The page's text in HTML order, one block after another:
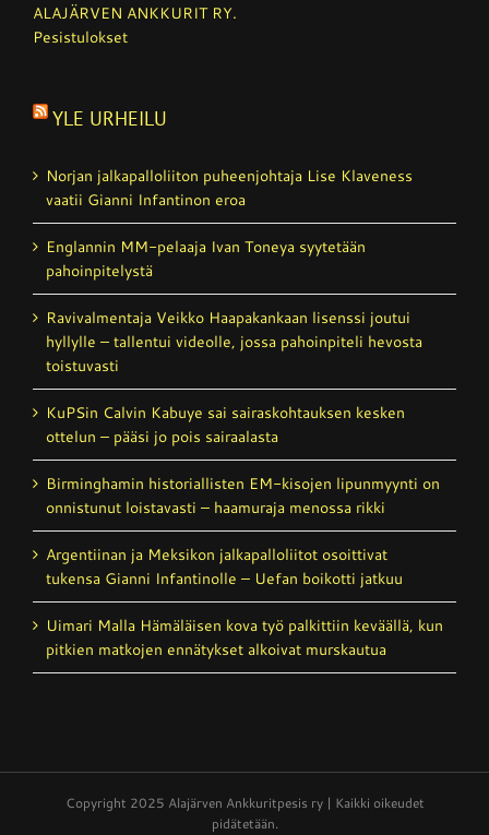
ALAJÄRVEN ANKKURIT RY.
Pesistulokset
YLE URHEILU
Norjan jalkapalloliiton puheenjohtaja Lise Klaveness
vaatii Gianni Infantinon eroa
Englannin MM-pelaaja Ivan Toneya syytetään
pahoinpitelystä
Ravivalmentaja Veikko Haapakankaan lisenssi joutui
hyllylle – tallentui videolle, jossa pahoinpiteli hevosta
toistuvasti
KuPSin Calvin Kabuye sai sairaskohtauksen kesken
ottelun – pääsi jo pois sairaalasta
Birminghamin historiallisten EM-kisojen lipunmyynti on
onnistunut loistavasti – haamuraja menossa rikki
Argentiinan ja Meksikon jalkapalloliitot osoittivat
tukensa Gianni Infantinolle – Uefan boikotti jatkuu
Uimari Malla Hämäläisen kova työ palkittiin keväällä, kun
pitkien matkojen ennätykset alkoivat murskautua
Copyright 2025 Alajärven Ankkuritpesis ry | Kaikki oikeudet
pidätetään.